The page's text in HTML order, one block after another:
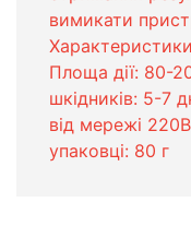
вимикати
Площа дії: 80-
шкідників: 5-7
від мережі
упаковці: 80 г